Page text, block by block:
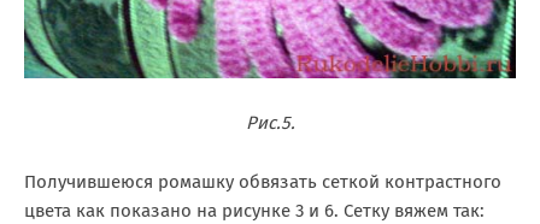
Рис.5.
Получившеюся ромашку обвязать сеткой контрастного
цвета как показано на рисунке 3 и 6. Сетку вяжем так: